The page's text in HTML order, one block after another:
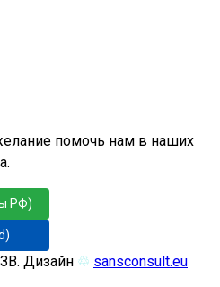
помочь нам в наших
РФ)
Дизайн ♲ sansconsult.eu